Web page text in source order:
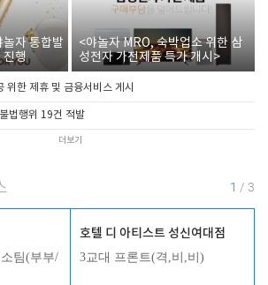
자 통합발
진행
<야놀자 MRO, 숙박업소 위한 삼
성전자 가전제품 특가 개시>
위한 제휴 및 금융서비스 게시
법행위 19건 적발
더보기
1 / 3
팀(부부/
호텔 디 아티스트 성신여대점
3교대 프론트(격,비,비)